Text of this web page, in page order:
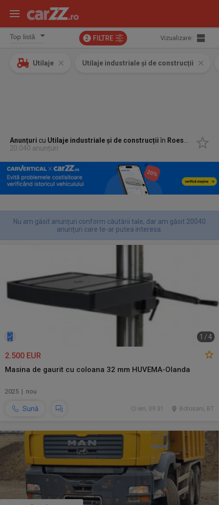
2 FILTRE Vizualizare:
Utilaje Utilaje industriale și de construcții
Anunțuri cu Utilaje industriale și de construcțiiîn Roesti, Valcea
20.040 anunțuri
Nu am găsit anunțuri conform căutării tale, dar am găsit 20040
anunțuri care te-ar putea interesa.
1 /4
2.500 EUR
Masina de gaurit cu coloana 32 mm HUVEMA-Olanda
2025 | nou
Sună Botosani, BT
ieri, 09:31